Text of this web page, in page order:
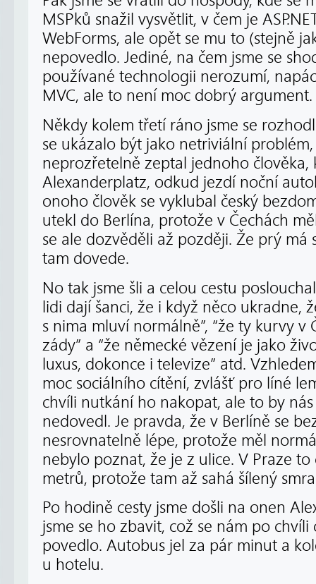
MSPků snažil vysvětlit, v čem je
WebForms, ale opět se mu to (stejně
nepovedlo. Jediné, na čem jsme se
používané technologii nerozumí,
MVC, ale to není moc dobrý argument.
Někdy kolem třetí ráno jsme se
se ukázalo být jako netriviální
neprozřetelně zeptal jednoho člověka,
Alexanderplatz, odkud jezdí noční
onoho člověk se vyklubal český
utekl do Berlína, protože v Čechách
se ale dozvěděli až později. Že prý má
tam dovede.
No tak jsme šli a celou cestu
lidi dají šanci, že i když něco ukradne,
s nima mluví normálně”, “že ty kurvy v
zády” a “že německé vězení je jako
luxus, dokonce i televize” atd.
moc sociálního cítění, zvlášť pro líné
chvíli nutkání ho nakopat, ale to by
nedovedl. Je pravda, že v Berlíně se
nesrovnatelně lépe, protože měl
nebylo poznat, že je z ulice. V Praze
metrů, protože tam až sahá šílený
Po hodině cesty jsme došli na onen
jsme se ho zbavit, což se nám po
povedlo. Autobus jel za pár minut a
u hotelu.